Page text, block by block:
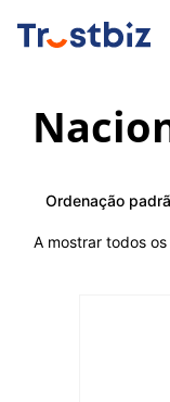
para
A mostrar todos